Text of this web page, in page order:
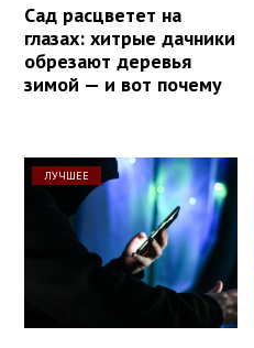
Сад расцветет на
глазах: хитрые дачники
обрезают деревья
зимой — и вот почему
ЛУЧШЕЕ